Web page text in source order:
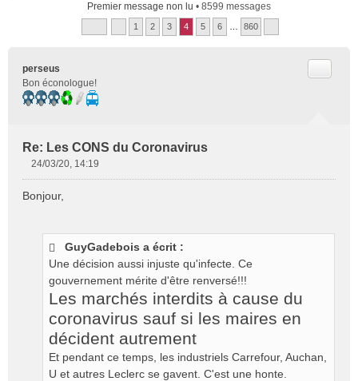
Premier message non lu • 8599 messages
1 2 3 4 5 6 860
perseus
Bon éconologue!
Re: Les CONS du Coronavirus
s
24/03/20, 14:19
Bonjour,
GuyGadebois a écrit :
Une décision aussi injuste qu'infecte. Ce
gouvernement mérite d'être renversé!!!
Les marchés interdits à cause du
coronavirus sauf si les maires en
décident autrement
Et pendant ce temps, les industriels Carrefour, Auchan,
U et autres Leclerc se gavent. C'est une honte.